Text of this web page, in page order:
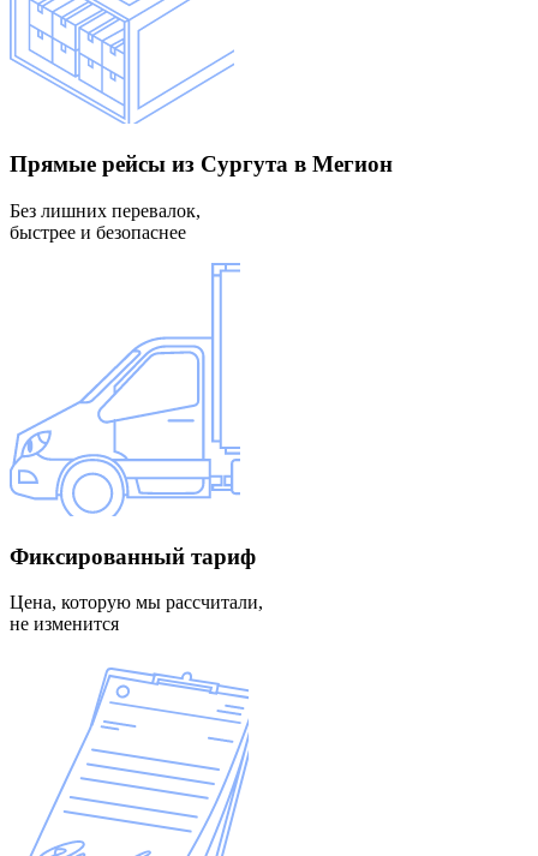
Прямые рейсы из Сургута в Мегион
Без лишних перевалок,
быстрее и безопаснее
Фиксированный тариф
Цена, которую мы рассчитали,
не изменится